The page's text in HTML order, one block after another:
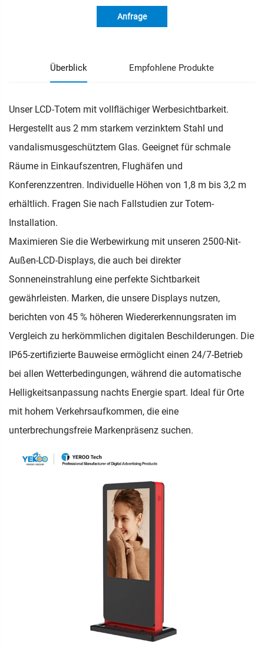
Anfrage
Überblick Empfohlene Produkte
Unser LCD-Totem mit vollflächiger Werbesichtbarkeit.
Hergestellt aus 2 mm starkem verzinktem Stahl und
vandalismusgeschütztem Glas. Geeignet für schmale
Räume in Einkaufszentren, Flughäfen und
Konferenzzentren. Individuelle Höhen von 1,8 m bis 3,2 m
erhältlich. Fragen Sie nach Fallstudien zur Totem-
Installation.
Maximieren Sie die Werbewirkung mit unseren 2500-Nit-
Außen-LCD-Displays, die auch bei direkter
Sonneneinstrahlung eine perfekte Sichtbarkeit
gewährleisten. Marken, die unsere Displays nutzen,
berichten von 45 % höheren Wiedererkennungsraten im
Vergleich zu herkömmlichen digitalen Beschilderungen. Die
IP65-zertifizierte Bauweise ermöglicht einen 24/7-Betrieb
bei allen Wetterbedingungen, während die automatische
Helligkeitsanpassung nachts Energie spart. Ideal für Orte
mit hohem Verkehrsaufkommen, die eine
unterbrechungsfreie Markenpräsenz suchen.